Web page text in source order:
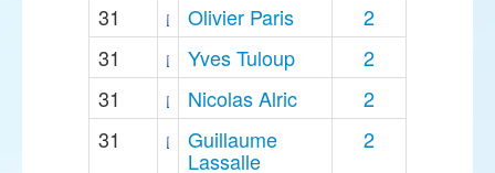
31 Olivier Paris
2
31
Yves Tuloup
2
31
Nicolas Alric
2
31
Guillaume
Lassalle
2